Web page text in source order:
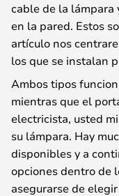
cable de la lámpara
en la pared. Estos
artículo nos
los que se instalan
Ambos tipos
mientras que el
electricista, usted
su lámpara. Hay
disponibles y a
opciones dentro de
asegurarse de